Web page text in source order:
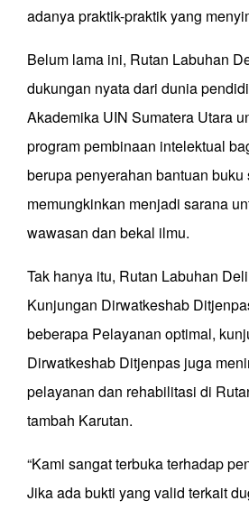
adanya praktik-praktik yang
Belum lama ini, Rutan Labuhan
dukungan nyata dari dunia
Akademika UIN Sumatera Utara
program pembinaan intelektual
berupa penyerahan bantuan
memungkinkan menjadi sarana
wawasan dan bekal ilmu.
Tak hanya itu, Rutan Labuhan
Kunjungan Dirwatkeshab
beberapa Pelayanan optimal,
Dirwatkeshab Ditjenpas juga
pelayanan dan rehabilitasi di
tambah Karutan.
“Kami sangat terbuka terhadap
Jika ada bukti yang valid terkait